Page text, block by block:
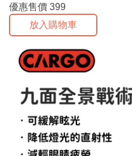
優惠售價 399
放入購物車